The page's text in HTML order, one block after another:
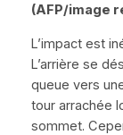
(AFP/image
L’impact est
L’arrière se
queue vers
tour arrachée
sommet.